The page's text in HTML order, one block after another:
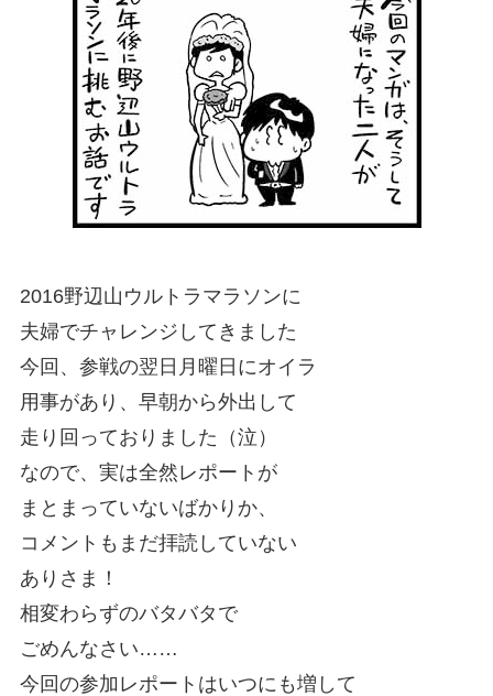
2016野辺山ウルトラマラソンに
夫婦でチャレンジしてきました
今回、参戦の翌日月曜日にオイラ
用事があり、早朝から外出して
走り回っておりました（泣）
なので、実は全然レポートが
まとまっていないばかりか、
コメントもまだ拝読していない
ありさま！
相変わらずのバタバタで
ごめんなさい……
今回の参加レポートはいつにも増して